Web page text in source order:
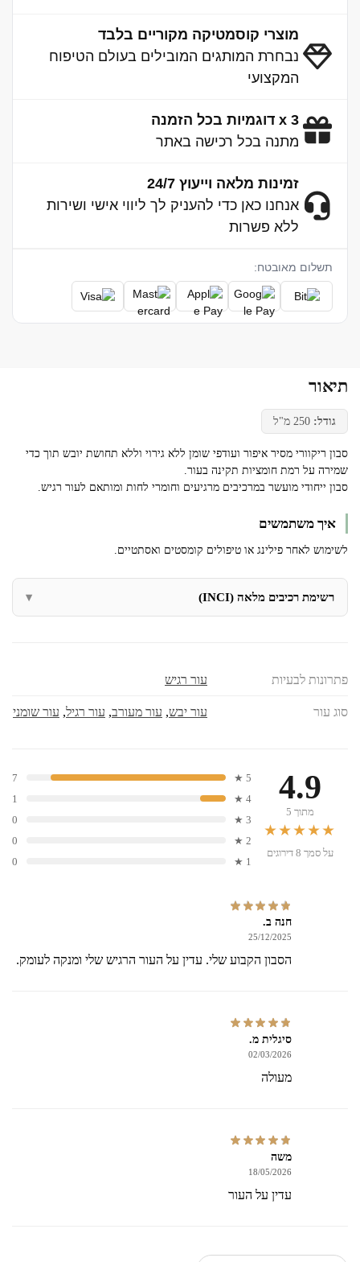
מוצרי קוסמטיקה מקוריים בלבד
נבחרת המותגים המובילים בעולם הטיפוח
המקצועי
3 x דוגמיות בכל הזמנה
מתנה בכל רכישה באתר
זמינות מלאה וייעוץ 24/7
אנחנו כאן כדי להעניק לך ליווי אישי ושירות
ללא פשרות
תשלום מאובטח:
תיאור
גודל:
סבון ריקוורי מסיר איפור ועודפי שומן ללא גירוי וללא תחושת יובש תוך כדי
שמירה על רמת חומציות תקינה בעור.
סבון ייחודי מועשר במרכיבים מרגיעים וחומרי לחות ומותאם לעור רגיש.
איך משתמשים
לשימוש לאחר פילינג או טיפולים קומסטים ואסתטיים.
רשימת רכיבים מלאה (INCI)
פתרונות לבעיות עור רגיש
סוג עור עור יבש, עור מעורב, עור רגיל, עור שומני
4.9
מתוך 5
★★★★★
על סמך 8 דירוגים
5 ★
7
4 ★
1
3 ★
0
2 ★
0
1 ★
0
חנה ב.
25/12/2025
הסבון הקבוע שלי. עדין על העור הרגיש שלי ומנקה לעומק.
סיגלית מ.
02/03/2026
מעולה
משה
18/05/2026
עדין על העור